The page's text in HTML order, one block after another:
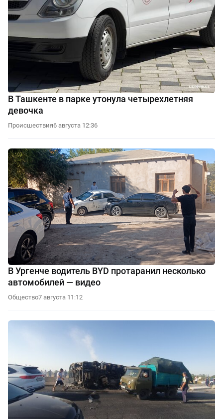
В Ташкенте в парке утонула четырехлетняя
девочка
Происшествия6 августа 12:36
В Ургенче водитель BYD протаранил несколько
автомобилей — видео
Общество7 августа 11:12